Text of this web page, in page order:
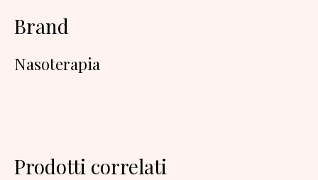
Brand
Nasoterapia
Prodotti correlati